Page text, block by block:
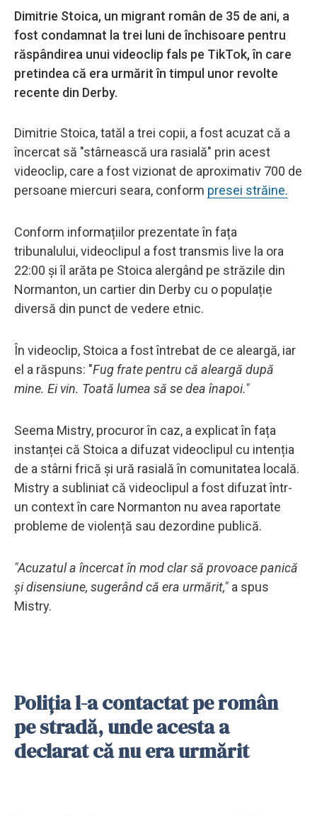
Dimitrie Stoica, un migrant român de 35 de ani, a
fost condamnat la trei luni de închisoare pentru
răspândirea unui videoclip fals pe TikTok, în care
pretindea că era urmărit în timpul unor revolte
recente din Derby.
Dimitrie Stoica, tatăl a trei copii, a fost acuzat că a
încercat să "stârnească ura rasială" prin acest
videoclip, care a fost vizionat de aproximativ 700 de
persoane miercuri seara, conform presei străine.
Conform informațiilor prezentate în fața
tribunalului, videoclipul a fost transmis live la ora
22:00 și îl arăta pe Stoica alergând pe străzile din
Normanton, un cartier din Derby cu o populație
diversă din punct de vedere etnic.
În videoclip, Stoica a fost întrebat de ce aleargă, iar
el a răspuns: "Fug frate pentru că aleargă după
mine. Ei vin. Toată lumea să se dea înapoi."
Seema Mistry, procuror în caz, a explicat în fața
instanței că Stoica a difuzat videoclipul cu intenția
de a stârni frică și ură rasială în comunitatea locală.
Mistry a subliniat că videoclipul a fost difuzat într-
un context în care Normanton nu avea raportate
probleme de violență sau dezordine publică.
"Acuzatul a încercat în mod clar să provoace panică
și disensiune, sugerând că era urmărit," a spus
Mistry.
Poliția l-a contactat pe român
pe stradă, unde acesta a
declarat că nu era urmărit